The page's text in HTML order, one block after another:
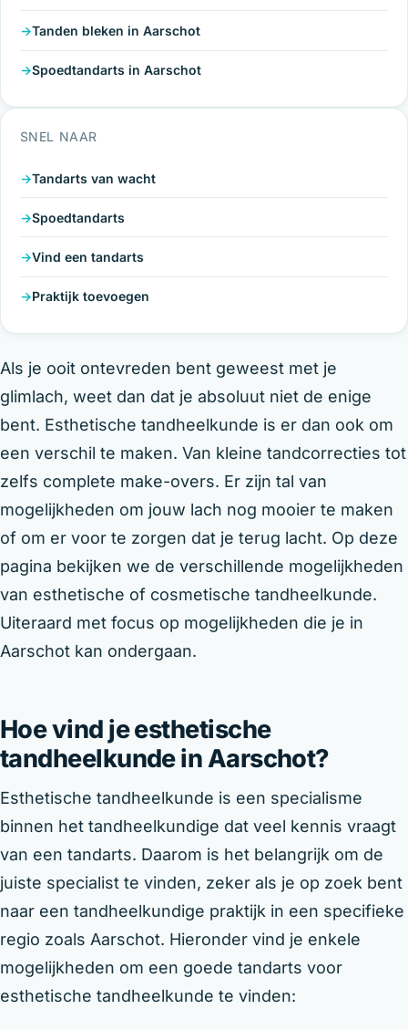
Tanden bleken in Aarschot
Spoedtandarts in Aarschot
SNEL NAAR
Tandarts van wacht
Spoedtandarts
Vind een tandarts
Praktijk toevoegen
Als je ooit ontevreden bent geweest met je
glimlach, weet dan dat je absoluut niet de enige
bent. Esthetische tandheelkunde is er dan ook om
een verschil te maken. Van kleine tandcorrecties tot
zelfs complete make-overs. Er zijn tal van
mogelijkheden om jouw lach nog mooier te maken
of om er voor te zorgen dat je terug lacht. Op deze
pagina bekijken we de verschillende mogelijkheden
van esthetische of cosmetische tandheelkunde.
Uiteraard met focus op mogelijkheden die je in
Aarschot kan ondergaan.
Hoe vind je esthetische
tandheelkunde in Aarschot?
Esthetische tandheelkunde is een specialisme
binnen het tandheelkundige dat veel kennis vraagt
van een tandarts. Daarom is het belangrijk om de
juiste specialist te vinden, zeker als je op zoek bent
naar een tandheelkundige praktijk in een specifieke
regio zoals Aarschot. Hieronder vind je enkele
mogelijkheden om een goede tandarts voor
esthetische tandheelkunde te vinden: